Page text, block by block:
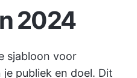
2024
sjabloon voor
publiek en doel. Dit